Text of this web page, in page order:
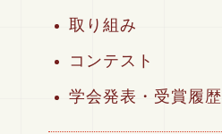
取り組み
コンテスト
学会発表・受賞履歴